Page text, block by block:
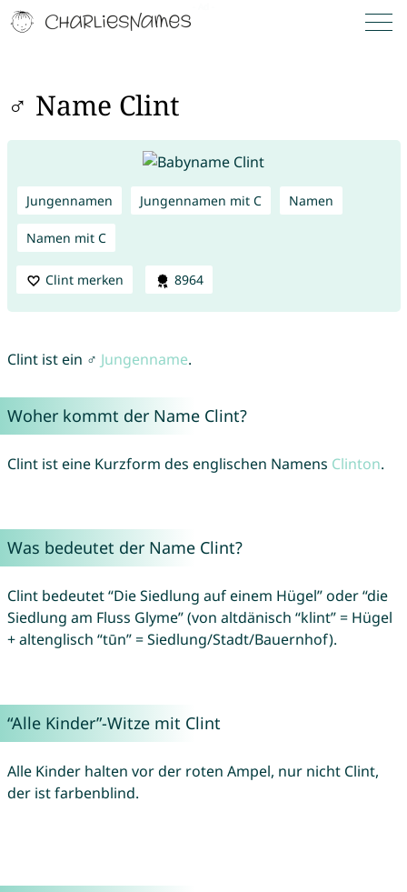
♂ Name Clint
Jungennamen Jungennamen mit C Namen
Namen mit C
Clint merken 8964
Clint ist ein ♂ Jungenname.
Woher kommt der Name Clint?
Clint ist eine Kurzform des englischen Namens Clinton.
Was bedeutet der Name Clint?
Clint bedeutet “Die Siedlung auf einem Hügel” oder “die
Siedlung am Fluss Glyme” (von altdänisch “klint” = Hügel
+ altenglisch “tūn” = Siedlung/Stadt/Bauernhof).
“Alle Kinder”-Witze mit Clint
Alle Kinder halten vor der roten Ampel, nur nicht Clint,
der ist farbenblind.